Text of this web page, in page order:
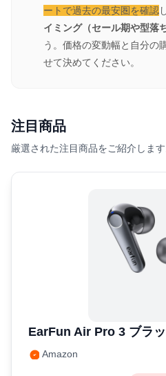
ートで過去の最安圏を確認
イミング（セール期や型落
う。価格の変動幅と自分の
せて決めてください。
注目商品
厳選された注目商品をご紹介します
EarFun Air Pro 3 ブラ
Amazon